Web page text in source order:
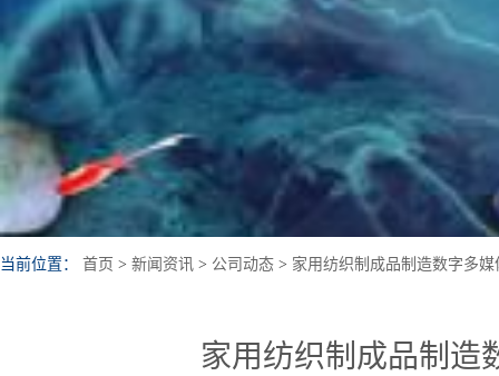
当前位置： 首页 > 新闻资讯 > 公司动态 > 家用纺织制成品制造数字多
家用纺织制成品制造